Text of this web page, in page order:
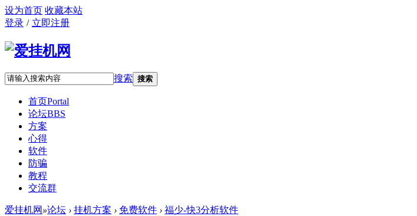
设为首页 收藏本站
登录 / 立即注册
搜索 搜索
首页Portal
论坛BBS
方案
心得
软件
防骗
教程
交流群
爱挂机网 »论坛 › 挂机方案 › 免费软件 › 福少-快3分析软件